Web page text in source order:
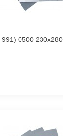
0500 230х280